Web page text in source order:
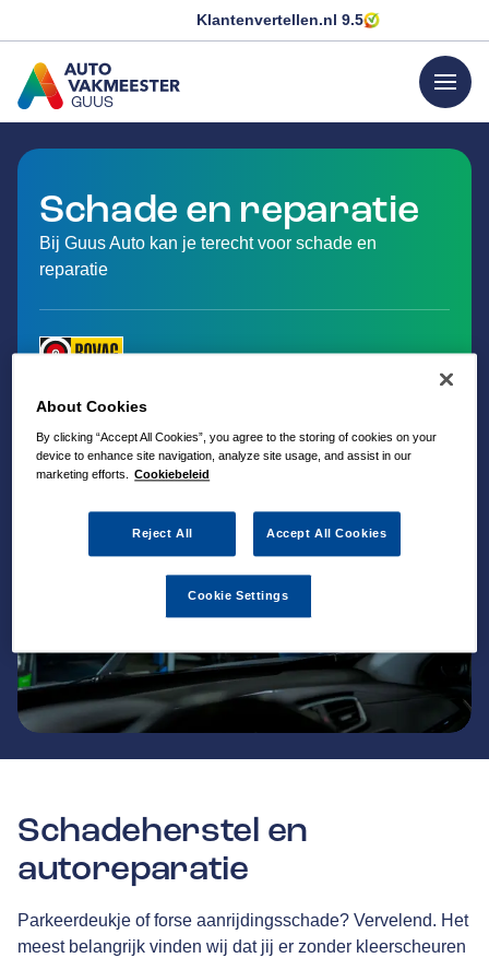
Klantenvertellen.nl 9.5
GUUS
GA NAAR DE HOMEPAGINA
menu
Schade en reparatie
Bij Guus Auto kan je terecht voor schade en
reparatie
Schadeherstel en
autoreparatie
Parkeerdeukje of forse aanrijdingsschade? Vervelend. Het
meest belangrijk vinden wij dat jij er zonder kleerscheuren
About Cookies
By clicking “Accept All Cookies”, you agree to the storing of cookies on your
device to enhance site navigation, analyze site usage, and assist in our
marketing efforts. Cookiebeleid
Reject All Accept All Cookies
Cookie Settings